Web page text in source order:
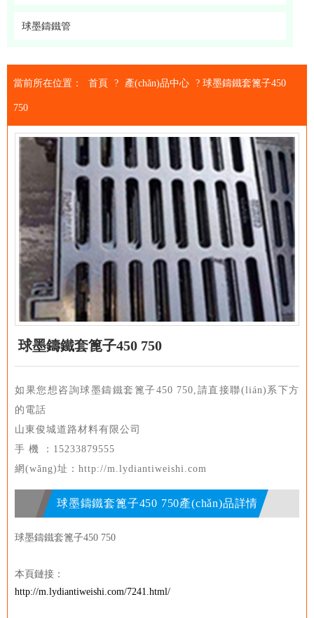
球墨鑄鐵管
當前所在位置： 首頁 ? 產(chǎn)品中心 ? 球墨鑄鐵套篦子450
750
球墨鑄鐵套篦子450 750
如果您想咨詢球墨鑄鐵套篦子450 750,請直接聯(lián)系下方
的電話
山東俊城道路材料有限公司
手 機 ：15233879555
網(wǎng)址：http://m.lydiantiweishi.com
球墨鑄鐵套篦子450 750產(chǎn)品詳情
球墨鑄鐵套篦子450 750
本頁鏈接：
http://m.lydiantiweishi.com/7241.html/